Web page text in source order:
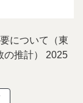
について（東
の推計） 2025